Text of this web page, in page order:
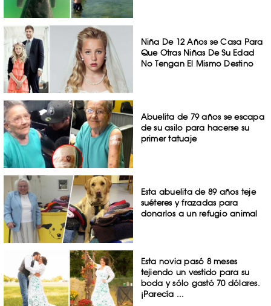
Niña De 12 Años se Casa Para
Que Otras Niñas De Su Edad
No Tengan El Mismo Destino
Abuelita de 79 años se escapa
de su asilo para hacerse su
primer tatuaje
Esta abuelita de 89 años teje
suéteres y frazadas para
donarlos a un refugio animal
Esta novia pasó 8 meses
tejiendo un vestido para su
boda y sólo gastó 70 dólares.
¡Parecía ...